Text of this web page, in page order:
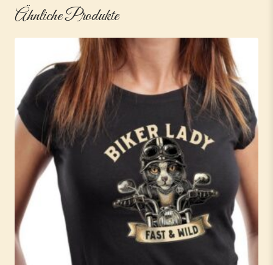
Ähnliche Produkte